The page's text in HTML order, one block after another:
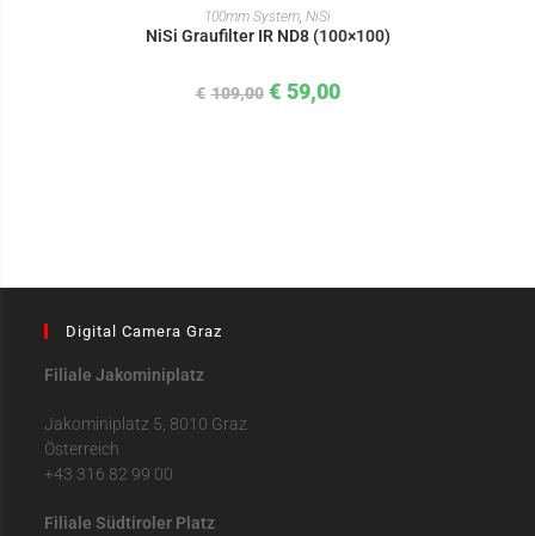
IN DEN WARENKORB
100mm System, NiSi
NiSi Graufilter IR ND8 (100×100)
€ 109,00 € 59,00
Digital Camera Graz
Filiale Jakominiplatz
Jakominiplatz 5, 8010 Graz
Österreich
+43 316 82 99 00
Filiale Südtiroler Platz